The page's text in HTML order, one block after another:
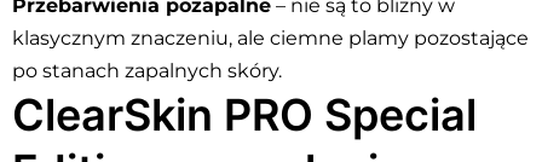
Przebarwienia pozapalne – nie są to blizny w
klasycznym znaczeniu, ale ciemne plamy pozostające
po stanach zapalnych skóry.
ClearSkin PRO Special